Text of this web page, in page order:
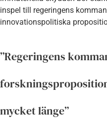
inspel till regeringens
innovationspolitiska
”Regeringens
mycket länge”